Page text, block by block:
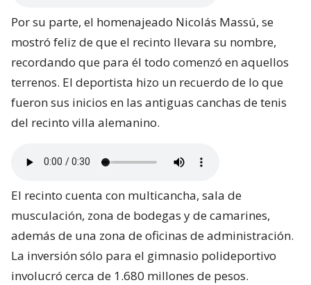
Por su parte, el homenajeado Nicolás Massú, se
mostró feliz de que el recinto llevara su nombre,
recordando que para él todo comenzó en aquellos
terrenos. El deportista hizo un recuerdo de lo que
fueron sus inicios en las antiguas canchas de tenis
del recinto villa alemanino.
El recinto cuenta con multicancha, sala de
musculación, zona de bodegas y de camarines,
además de una zona de oficinas de administración.
La inversión sólo para el gimnasio polideportivo
involucró cerca de 1.680 millones de pesos.